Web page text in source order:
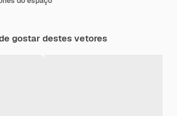
gostar destes vetores